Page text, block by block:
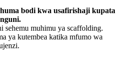
bodi kwa usafirishaji kupata
sehemu muhimu ya scaffolding.
ya kutembea katika mfumo wa